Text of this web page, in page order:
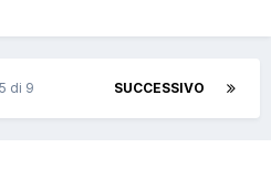
SUCCESSIVO
di 9